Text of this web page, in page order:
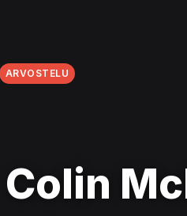
ARVOSTELU
Colin